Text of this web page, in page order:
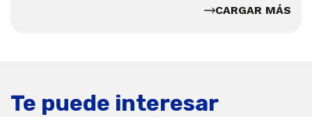
CARGAR MÁS
Te puede interesar